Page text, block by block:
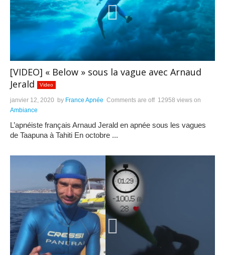
[VIDEO] « Below » sous la vague avec Arnaud
Jerald
Video
janvier 12, 2020 by France Apnée Comments are off 12958 views on
Ambiance
L’apnéiste français Arnaud Jerald en apnée sous les vagues
de Taapuna à Tahiti En octobre ...